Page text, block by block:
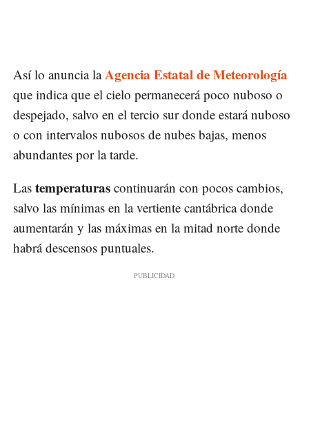
Así lo anuncia laAgencia Estatal de Meteorología
que indica que el cielo permanecerá poco nuboso o
despejado, salvo en el tercio sur donde estará nuboso
o con intervalos nubosos de nubes bajas, menos
abundantes por la tarde.
Las temperaturas continuarán con pocos cambios,
salvo las mínimas en la vertiente cantábrica donde
aumentarán y las máximas en la mitad norte donde
habrá descensos puntuales.